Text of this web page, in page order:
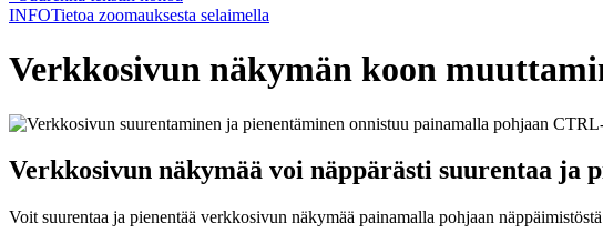
INFOTietoa zoomauksesta selaimella
Verkkosivun näkymän koon
Verkkosivun näkymää voi näppärästi suurentaa ja
Voit suurentaa ja pienentää verkkosivun näkymää painamalla pohjaan näppäimistöstä